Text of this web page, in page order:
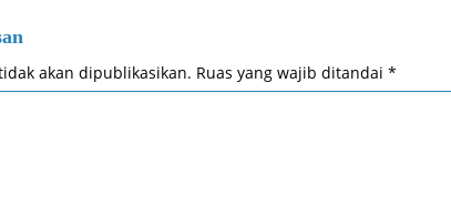
akan dipublikasikan. Ruas yang wajib ditandai *